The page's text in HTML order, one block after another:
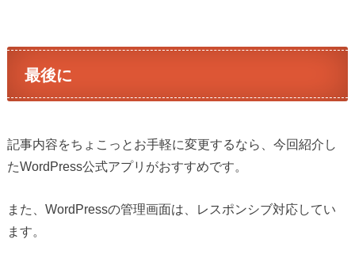
最後に
記事内容をちょこっとお手軽に変更するなら、今回紹介し
たWordPress公式アプリがおすすめです。
また、WordPressの管理画面は、レスポンシブ対応してい
ます。